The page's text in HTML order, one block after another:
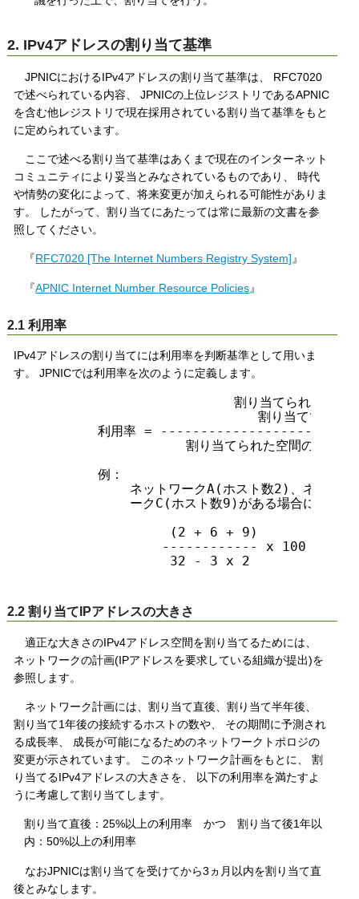
2. IPv4アドレスの割り当て基準
JPNICにおけるIPv4アドレスの割り当て基準は、 RFC7020
で述べられている内容、 JPNICの上位レジストリであるAPNIC
を含む他レジストリで現在採用されている割り当て基準をもと
に定められています。
ここで述べる割り当て基準はあくまで現在のインターネット
コミュニティにより妥当とみなされているものであり、 時代
や情勢の変化によって、将来変更が加えられる可能性がありま
す。 したがって、割り当てにあたっては常に最新の文書を参
照してください。
『RFC7020 [The Internet Numbers Registry System]』
『APNIC Internet Number Resource Policies』
2.1 利用率
IPv4アドレスの割り当てには利用率を判断基準として用いま
す。 JPNICでは利用率を次のように定義します。
割り当てられた空間の
割り当てているア
利用率 =
割り当てられた空間の大きさ
        例：
ネットワークA(ホスト数2)、ネットワ
ークC(ホスト数9)がある場合に/27を
                 (2 + 6 + 9)
------------ x 100　=　約
                 32 - 3 x 2
2.2 割り当てIPアドレスの大きさ
適正な大きさのIPv4アドレス空間を割り当てるためには、
ネットワークの計画(IPアドレスを要求している組織が提出)を
参照します。
ネットワーク計画には、割り当て直後、割り当て半年後、
割り当て1年後の接続するホストの数や、 その期間に予測され
る成長率、 成長が可能になるためのネットワークトポロジの
変更が示されています。 このネットワーク計画をもとに、 割
り当てるIPv4アドレスの大きさを、 以下の利用率を満たすよ
うに考慮して割り当てします。
割り当て直後：25%以上の利用率 かつ 割り当て後1年以
内：50%以上の利用率
なおJPNICは割り当てを受けてから3ヵ月以内を割り当て直
後とみなします。